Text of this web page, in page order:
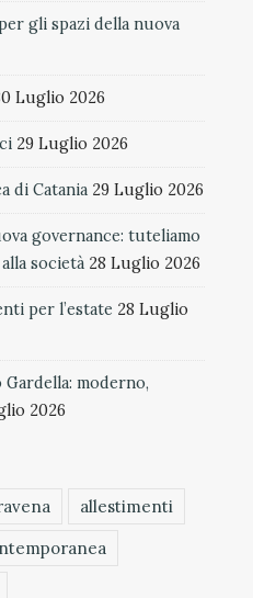
gli spazi della nuova
Luglio 2026
29 Luglio 2026
di Catania 29 Luglio 2026
governance: tuteliamo
società 28 Luglio 2026
per l’estate 28 Luglio
moderno,
2026
allestimenti